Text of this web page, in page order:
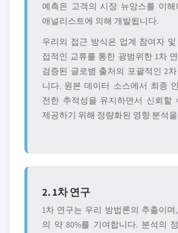
예측은 고객의 시장 뉴앙스를 이
애널리스트에 의해 개발됩니다.
우리의 접근 방식은 업계 참여자
접적인 교류를 통한 광범위한 1차
검증된 글로볌 출처의 포괄적인 2
니다. 원본 데이터 소스에서 최종
전한 추적성을 유지하면서 신뢰할
제공하기 위해 정량화된 영향 분석
2. 1차 연구
1차 연구는 우리 방법론의 추출이며
의 약 80%를 기여합니다. 분석의